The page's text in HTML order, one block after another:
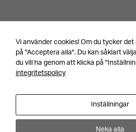
Senast uppdaterad 251117, av Annica Torgare
YouTube
Adress
Kontakt
+46 531
Vi använder cookies! Om du tycker
på "Acceptera alla". Du kan såklart
du vill ha genom att klicka på
integritetspolicy
Inställningar